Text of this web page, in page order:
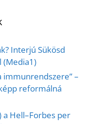
Interjú Sükösd
(Media1)
immunrendszere” –
reformálná
a Hell–Forbes per